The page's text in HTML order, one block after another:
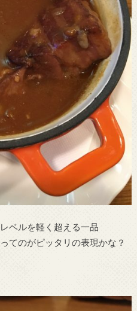
ベルを軽く超える一品
てのがピッタリの表現かな？